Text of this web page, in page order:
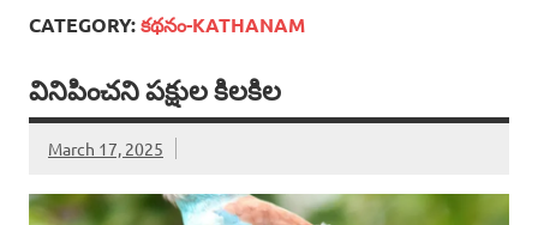
CATEGORY:క‌థ‌నం-KATHANAM
వినిపించని పక్షుల కిలకిల
March 17, 2025